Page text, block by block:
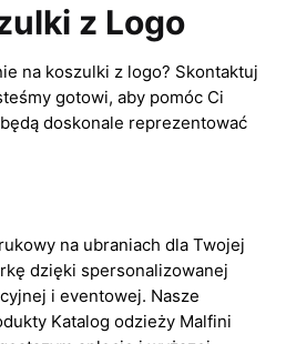
z Logo
na koszulki z logo? Skontaktuj
gotowi, aby pomóc Ci
doskonale reprezentować
na ubraniach dla Twojej
dzięki spersonalizowanej
i eventowej. Nasze
Katalog odzieży Malfini